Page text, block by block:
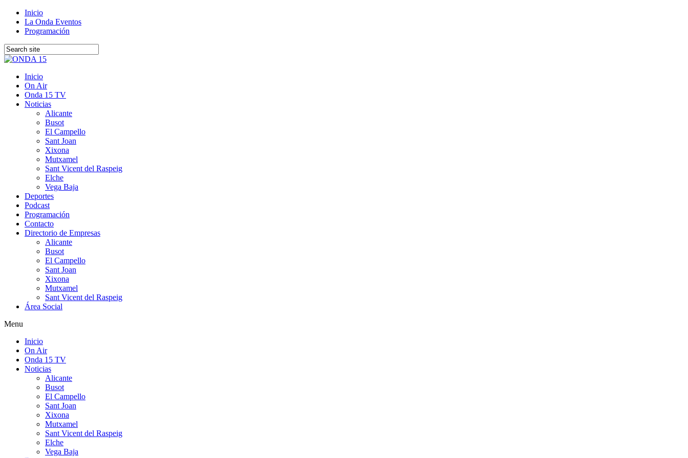
Inicio
La Onda Eventos
Programación
Inicio
On Air
Onda 15 TV
Noticias
Alicante
Busot
El Campello
Sant Joan
Xixona
Mutxamel
Sant Vicent del Raspeig
Elche
Vega Baja
Deportes
Podcast
Programación
Contacto
Directorio de Empresas
Alicante
Busot
El Campello
Sant Joan
Xixona
Mutxamel
Sant Vicent del Raspeig
Área Social
Menu
Inicio
On Air
Onda 15 TV
Noticias
Alicante
Busot
El Campello
Sant Joan
Xixona
Mutxamel
Sant Vicent del Raspeig
Elche
Vega Baja